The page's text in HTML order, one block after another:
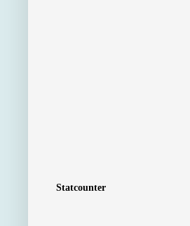
Statcounter